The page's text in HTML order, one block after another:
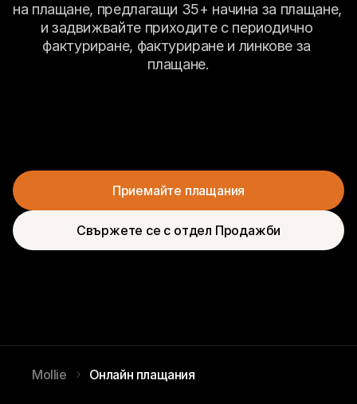
на плащане, предлагащи 35+ начина за плащане,
и задвижвайте приходите с периодично
фактуриране, фактуриране и линкове за
плащане.
Приемайте плащания
Свържете се с отдел Продажби
Mollie Онлайн плащания